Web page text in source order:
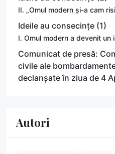
II. „Omul modern și-a cam
Ideile au consecințe (1)
I. Omul modern a devenit un
Comunicat de presă:
civile ale
declanșate în ziua de 4
Autori